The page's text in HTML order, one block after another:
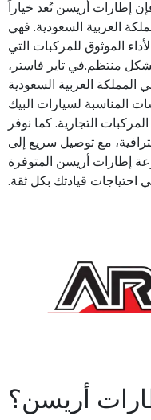
إطارات أريسن تُعد خياراً
العربية السعودية. فهي
الموثوق للمركبات التي
منتظم.في تاير فاستر،
العربية السعودية
المناسبة لسيارات البيك
التجارية. كما نوفر
مع توصيل سريع إلى
إطارات أريسن المتوفرة
احتياجات قيادتك بكل ثقة.
أريسن؟